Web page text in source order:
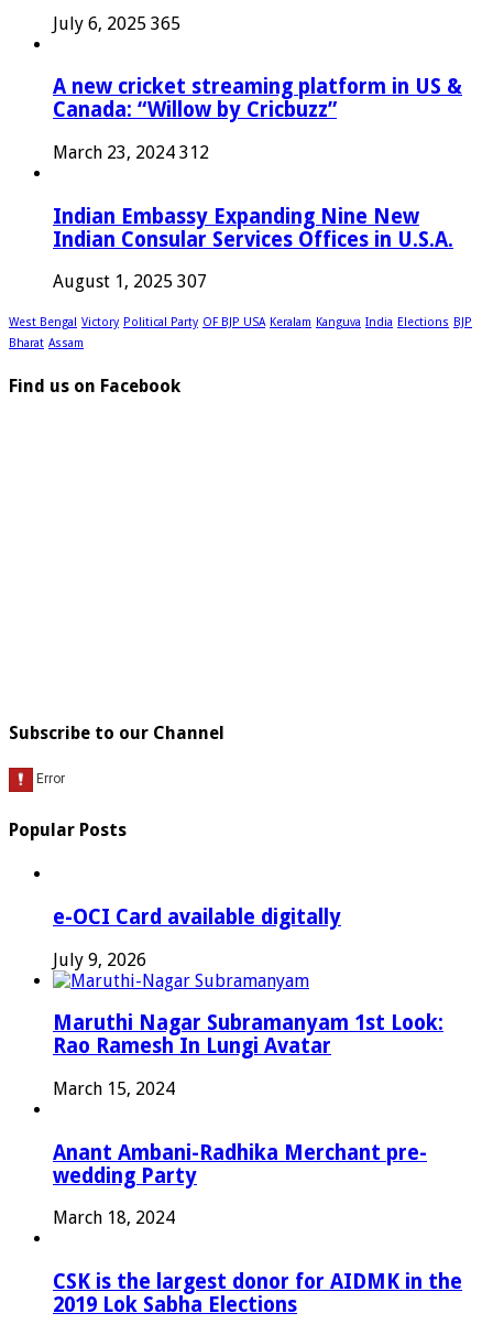
July 6, 2025 365
A new cricket streaming platform in US &
Canada: “Willow by Cricbuzz”
March 23, 2024 312
Indian Embassy Expanding Nine New
Indian Consular Services Offices in U.S.A.
August 1, 2025 307
West Bengal Victory Political Party OF BJP USA Keralam Kanguva India Elections BJP
Bharat Assam
Find us on Facebook
Subscribe to our Channel
Popular Posts
e-OCI Card available digitally
July 9, 2026
Maruthi Nagar Subramanyam 1st Look:
Rao Ramesh In Lungi Avatar
March 15, 2024
Anant Ambani-Radhika Merchant pre-
wedding Party
March 18, 2024
CSK is the largest donor for AIDMK in the
2019 Lok Sabha Elections